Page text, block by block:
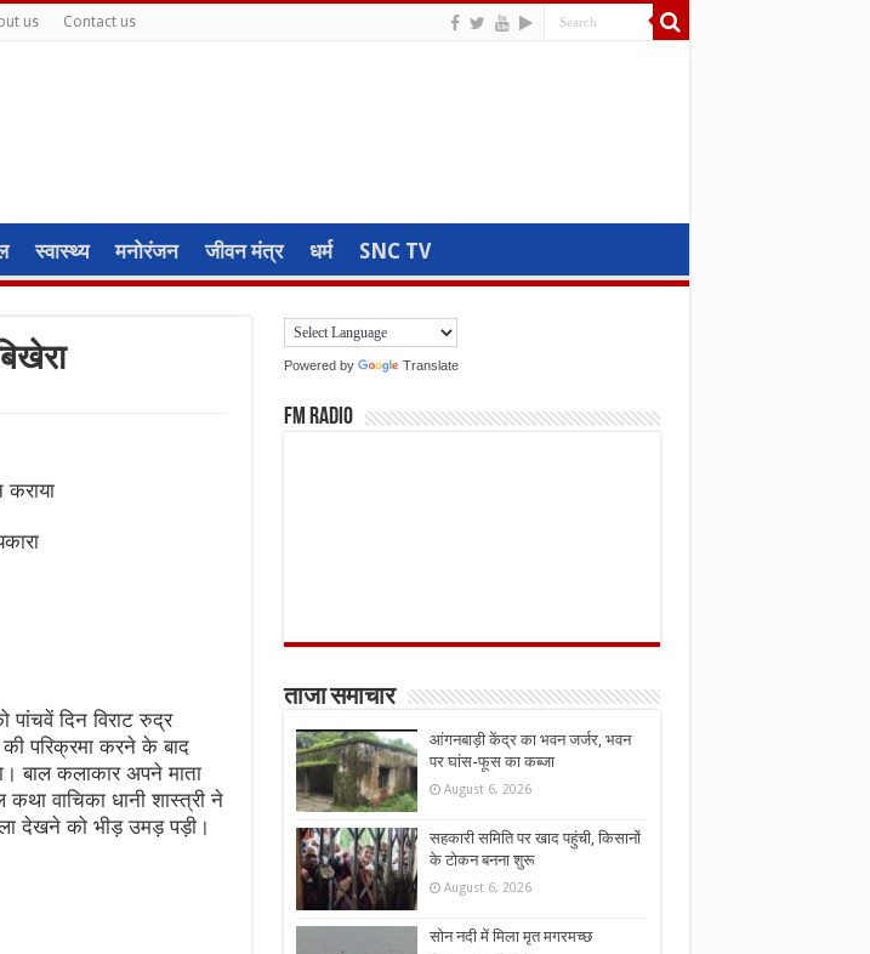
us Contact us
स्वास्थ्य मनोरंजन जीवन मंत्र धर्म SNC TV
पांचवें दिन विराट रुद्र
की परिक्रमा करने के बाद
बाल कलाकार अपने माता
वाचिका धानी शास्त्री ने
देखने को भीड़ उमड़ पड़ी।
Powered by Translate
FM Radio
ताजा समाचार
आंगनबाड़ी केंद्र का भवन जर्जर, भवन
पर घांस-फूस का कब्जा
August 6, 2026
सहकारी समिति पर खाद पहुंची, किसानों
के टोकन बनना शुरू
August 6, 2026
सोन नदी में मिला मृत मगरमच्छ